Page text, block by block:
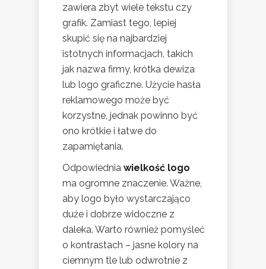
zawiera zbyt wiele tekstu czy
grafik. Zamiast tego, lepiej
skupić się na najbardziej
istotnych informacjach, takich
jak nazwa firmy, krótka dewiza
lub logo graficzne. Użycie hasła
reklamowego może być
korzystne, jednak powinno być
ono krótkie i łatwe do
zapamiętania.
Odpowiednia wielkość logo
ma ogromne znaczenie. Ważne,
aby logo było wystarczająco
duże i dobrze widoczne z
daleka. Warto również pomyśleć
o kontrastach – jasne kolory na
ciemnym tle lub odwrotnie z